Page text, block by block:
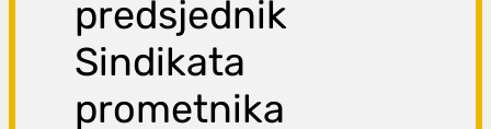
predsjednik
Sindikata
prometnika